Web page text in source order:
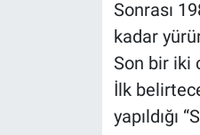
Sonrası
kadar
Son bir iki
İlk
yapıldığı